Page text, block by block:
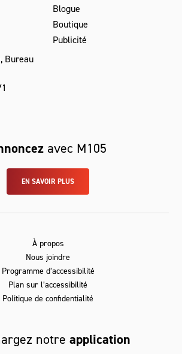
Bureau
Blogue
Boutique
Publicité
avec M105
EN SAVOIR PLUS
À propos
Nous joindre
Programme d’accessibilité
Plan sur l’accessibilité
Politique de confidentialité
notre application